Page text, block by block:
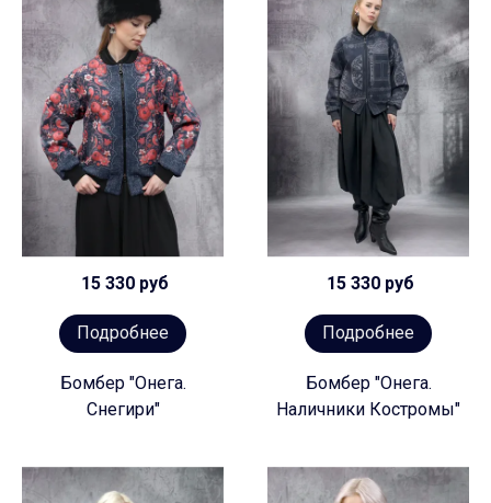
15 330 руб
Подробнее
Бомбер "Онега.
Снегири"
15 330 руб
Подробнее
Бомбер "Онега.
Наличники Костромы"